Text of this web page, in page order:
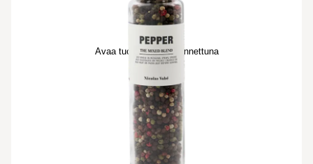
Avaa tuotekuva suurennettuna